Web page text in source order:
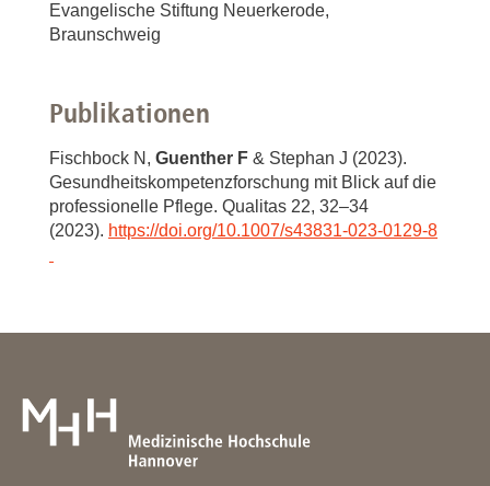
Evangelische Stiftung Neuerkerode,
Braunschweig
Publikationen
Fischbock N, Guenther F & Stephan J (2023).
Gesundheitskompetenzforschung mit Blick auf die
professionelle Pflege. Qualitas 22, 32–34
(2023). https://doi.org/10.1007/s43831-023-0129-8